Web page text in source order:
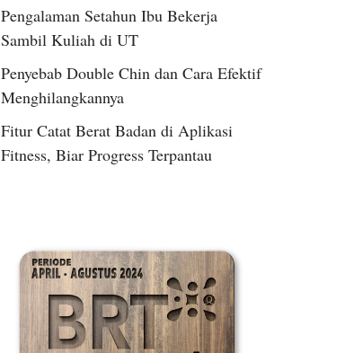
Pengalaman Setahun Ibu Bekerja
Sambil Kuliah di UT
Penyebab Double Chin dan Cara Efektif
Menghilangkannya
Fitur Catat Berat Badan di Aplikasi
Fitness, Biar Progress Terpantau